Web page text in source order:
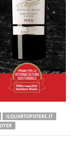
ILQUARTOPOTERE.IT